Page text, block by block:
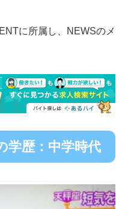
に所属し、NEWSのメ
学歴：中学時代